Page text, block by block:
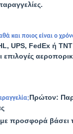
και ποιος είναι ο
UPS, FedEx ή TNT
επιλογές
Πρώτον:
προσφορά βάσει